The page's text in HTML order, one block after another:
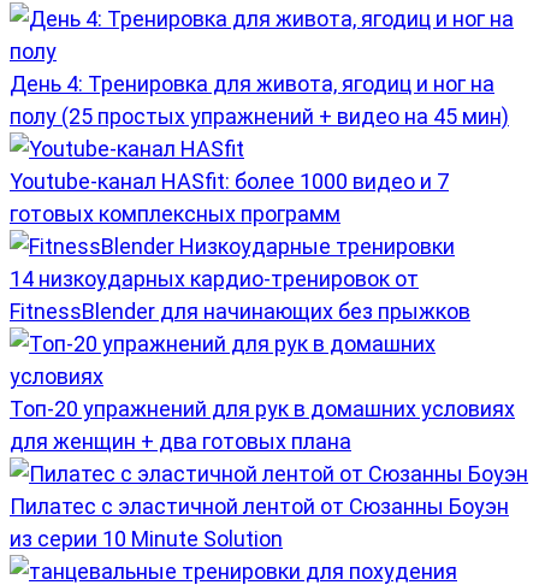
День 4: Тренировка для живота, ягодиц и ног на
полу (25 простых упражнений + видео на 45 мин)
Youtube-канал HASfit: более 1000 видео и 7
готовых комплексных программ
14 низкоударных кардио-тренировок от
FitnessBlender для начинающих без прыжков
Топ-20 упражнений для рук в домашних условиях
для женщин + два готовых плана
Пилатес с эластичной лентой от Сюзанны Боуэн
из серии 10 Minute Solution